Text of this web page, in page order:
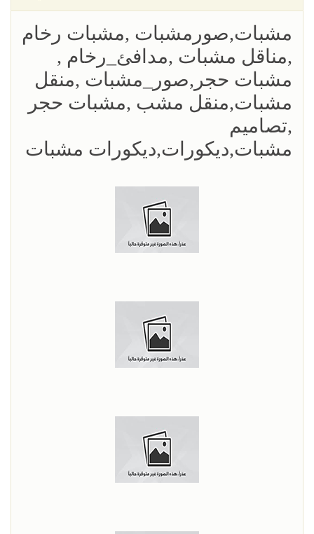
مشبات,صورمشبات ,مشبات رخام
,مناقل مشبات ,مدافئ_رخام ,
مشبات حجر,صور_مشبات ,منقل
مشبات,منقل مشب ,مشبات حجر
,تصاميم
مشبات,ديكورات,ديكورات مشبات